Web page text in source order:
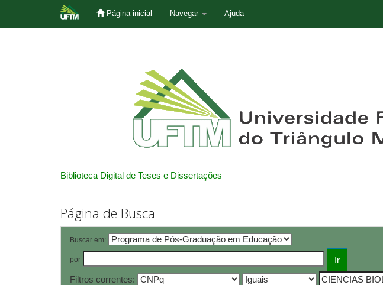
Página inicial Navegar Ajuda
Biblioteca Digital de Teses e Dissertações
Página de Busca
Buscar em:
por
Filtros correntes: